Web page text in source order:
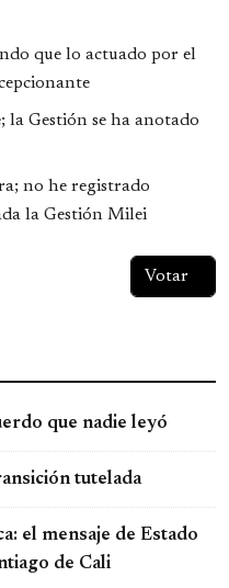
que lo actuado por el
Gestión se ha anotado
no he registrado
la Gestión Milei
que nadie leyó
tutelada
el mensaje de Estado
de Cali